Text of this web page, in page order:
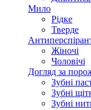
Мило
Рідке
Тверде
Жіночі
Чоловічі
Догляд за
Зубні
Зубні
Зубні